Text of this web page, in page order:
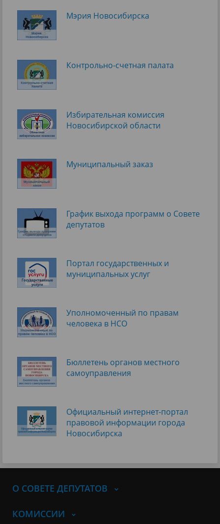
Мэрия Новосибирска
Контрольно-счетная палата
Избирательная комиссия
Новосибирской области
Муниципальный заказ
График выхода программ о Cовете
депутатов
Портал государственных и
муниципальных услуг
Уполномоченный по правам
человека в НСО
Бюллетень органов местного
самоуправления
Официальный интернет-портал
правовой информации города
Новосибирска
О СОВЕТЕ ДЕПУТАТОВ
КОМИССИИ